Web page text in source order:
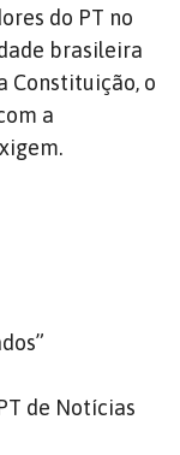
do PT no
brasileira
Constituição, o
a
de Notícias